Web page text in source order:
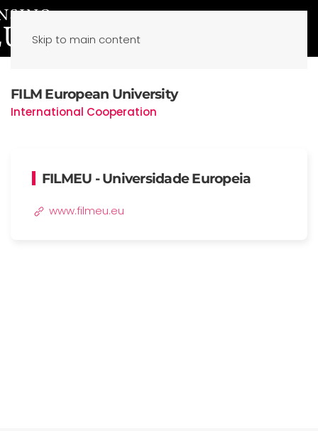
Skip to main content
FILM European University
International Cooperation
FILMEU - Universidade Europeia
www.filmeu.eu